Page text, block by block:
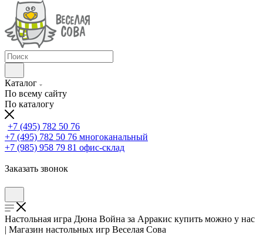
Каталог
По всему сайту
По каталогу
+7 (495) 782 50 76
+7 (495) 782 50 76 многоканальный
+7 (985) 958 79 81 офис-склад
Заказать звонок
Настольная игра Дюна Война за Арракис купить можно у нас
| Магазин настольных игр Веселая Сова